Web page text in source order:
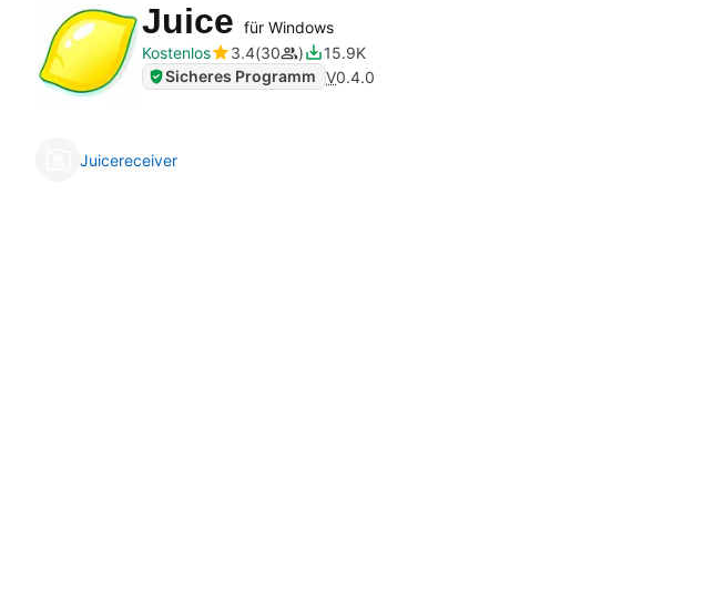
Juice für Windows
Kostenlos
3.4 30
15.9K
Sicheres Programm V0.4.0
Juicereceiver